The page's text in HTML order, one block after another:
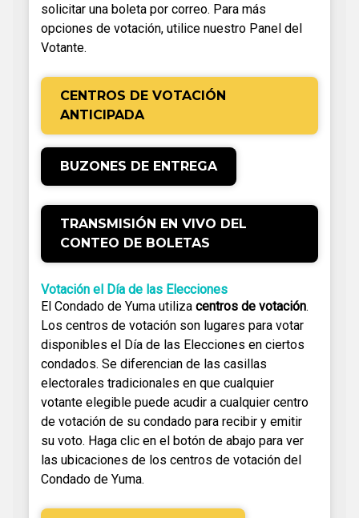
solicitar una boleta por correo. Para más
opciones de votación, utilice nuestro Panel del
Votante.
CENTROS DE VOTACIÓN
ANTICIPADA
BUZONES DE ENTREGA
TRANSMISIÓN EN VIVO DEL
CONTEO DE BOLETAS
Votación el Día de las Elecciones
El Condado de Yuma utiliza centros de votación.
Los centros de votación son lugares para votar
disponibles el Día de las Elecciones en ciertos
condados. Se diferencian de las casillas
electorales tradicionales en que cualquier
votante elegible puede acudir a cualquier centro
de votación de su condado para recibir y emitir
su voto. Haga clic en el botón de abajo para ver
las ubicaciones de los centros de votación del
Condado de Yuma.